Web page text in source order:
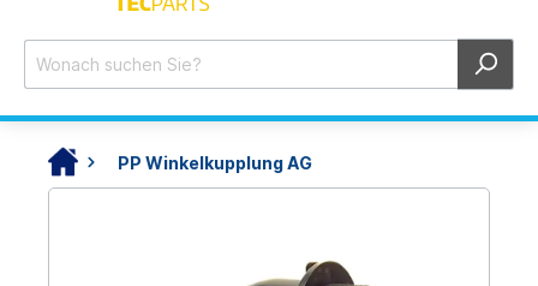
PP Winkelkupplung AG